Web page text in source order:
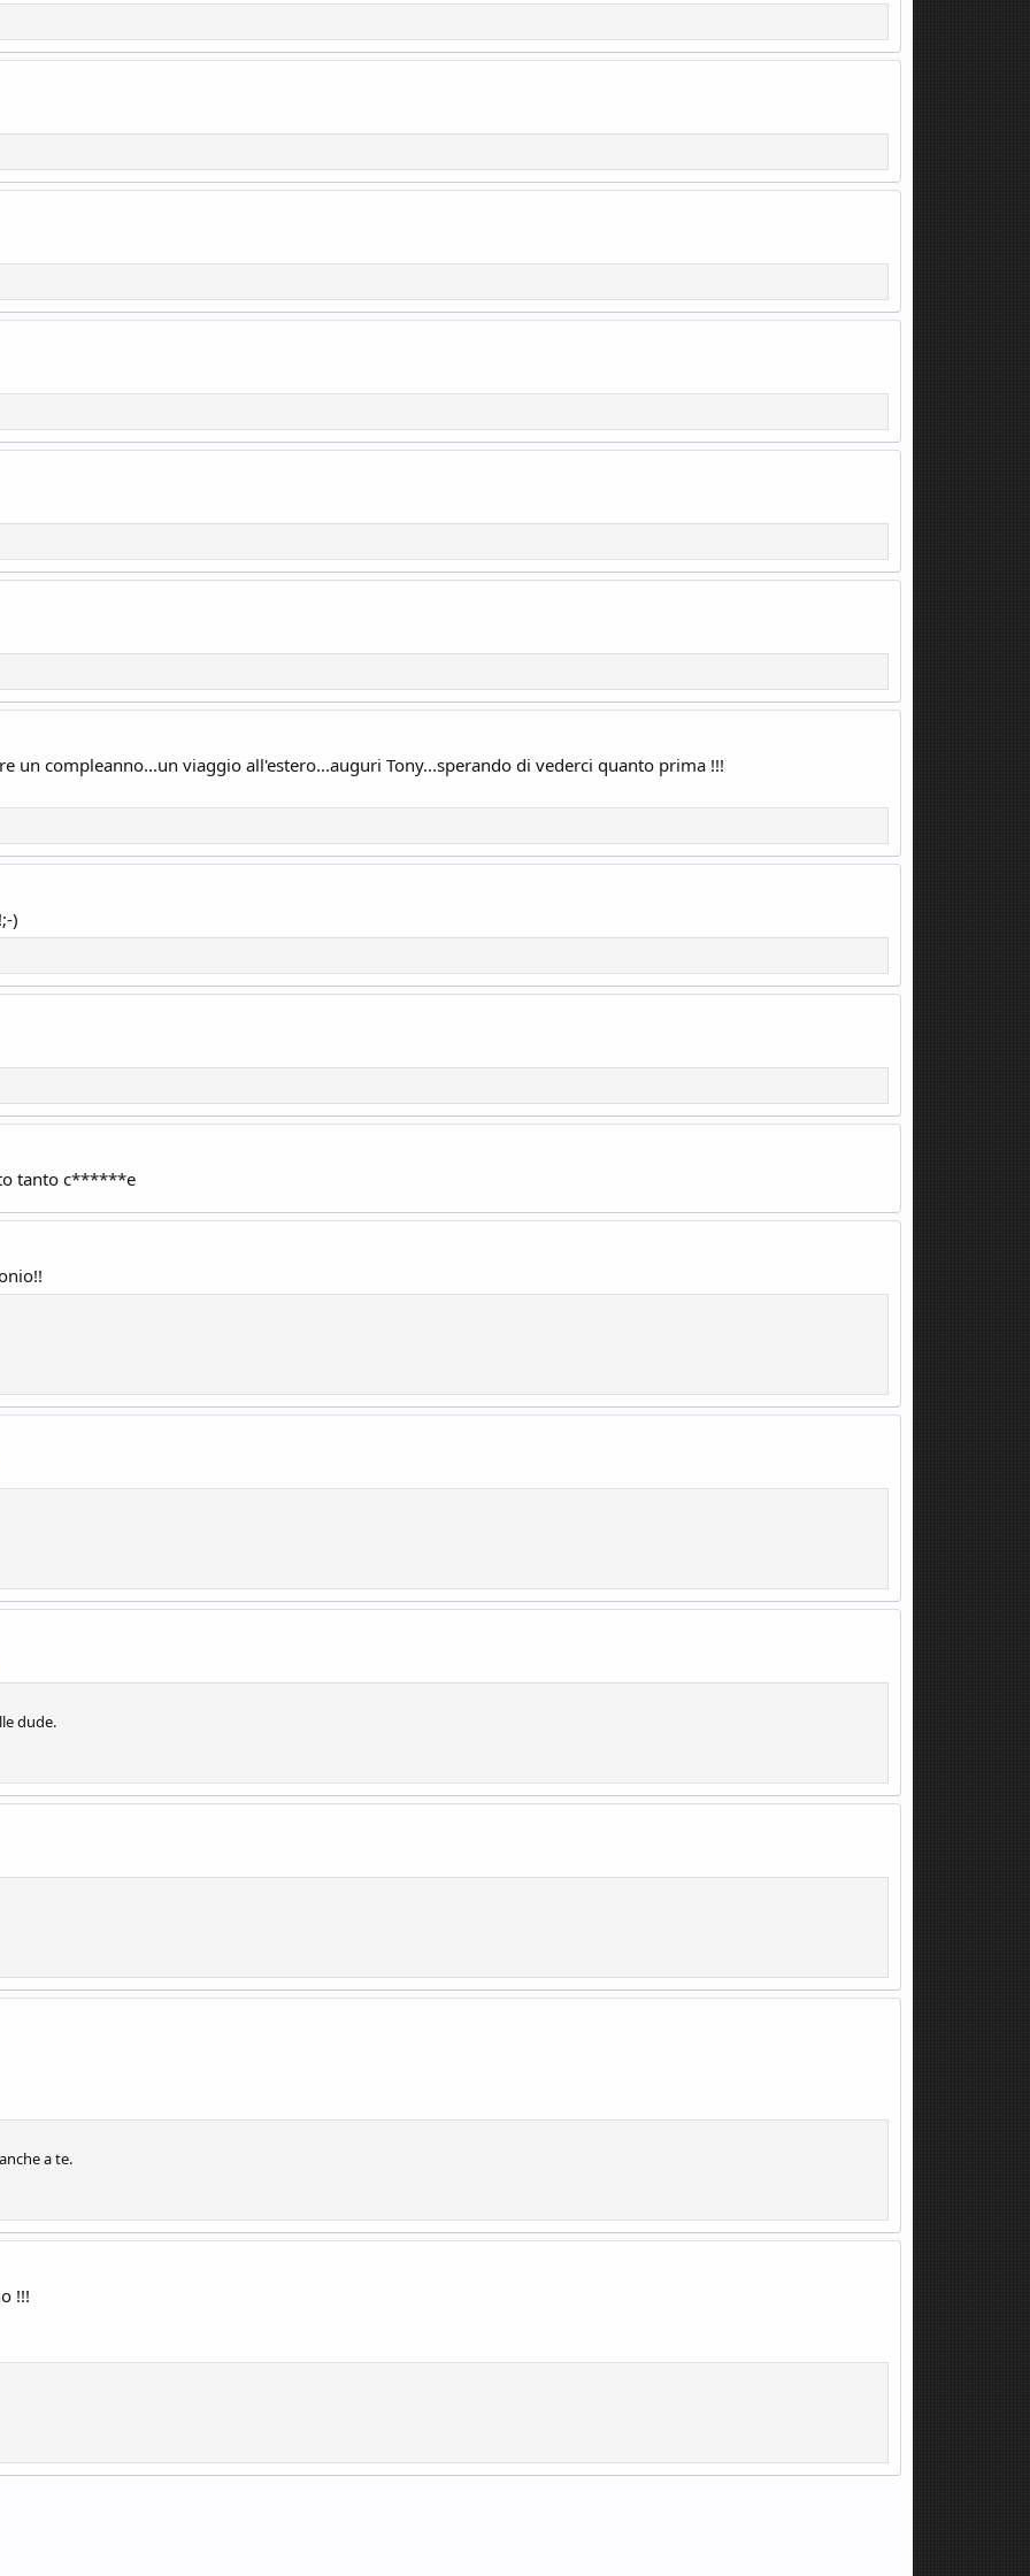
un compleanno...un viaggio all'estero...auguri Tony...sperando di vederci quanto prima !!!
)
tanto c******e
dude.
a te.
!!!